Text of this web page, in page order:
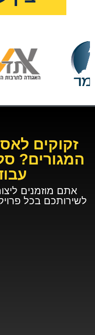
זקוקים
המגורים?
אתם מוזמנים
לשירותכם בכל